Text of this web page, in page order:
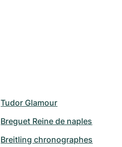
Tudor Glamour
Breguet Reine de naples
Breitling chronographes